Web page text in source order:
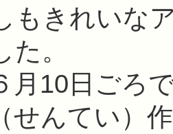
もきれいな
。
10日ごろ
せんてい）